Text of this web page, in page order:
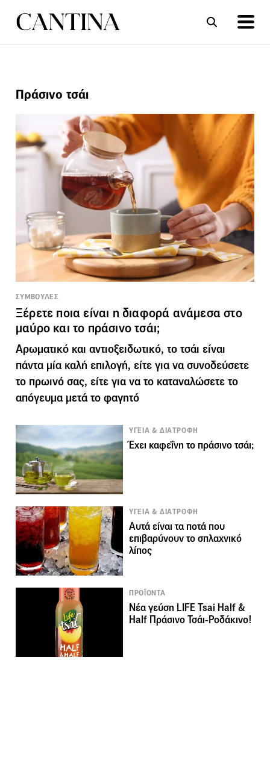
ΣΥΝΤΑΓΕΣ
Πράσινο τσάι
ΣΥΜΒΟΥΛΕΣ
Ξέρετε ποια είναι η διαφορά ανάμεσα στο
μαύρο και το πράσινο τσάι;
Αρωματικό και αντιοξειδωτικό, το τσάι είναι
πάντα μία καλή επιλογή, είτε για να συνοδεύσετε
το πρωινό σας, είτε για να το καταναλώσετε το
απόγευμα μετά το φαγητό
ΥΓΕΙΑ & ΔΙΑΤΡΟΦΗ
Έχει καφεΐνη το πράσινο τσάι;
ΥΓΕΙΑ & ΔΙΑΤΡΟΦΗ
Αυτά είναι τα ποτά που
επιβαρύνουν το σπλαχνικό
λίπος
ΠΡΟΪΟΝΤΑ
Νέα γεύση LIFE Tsai Half &
Half Πράσινο Τσάι-Ροδάκινο!